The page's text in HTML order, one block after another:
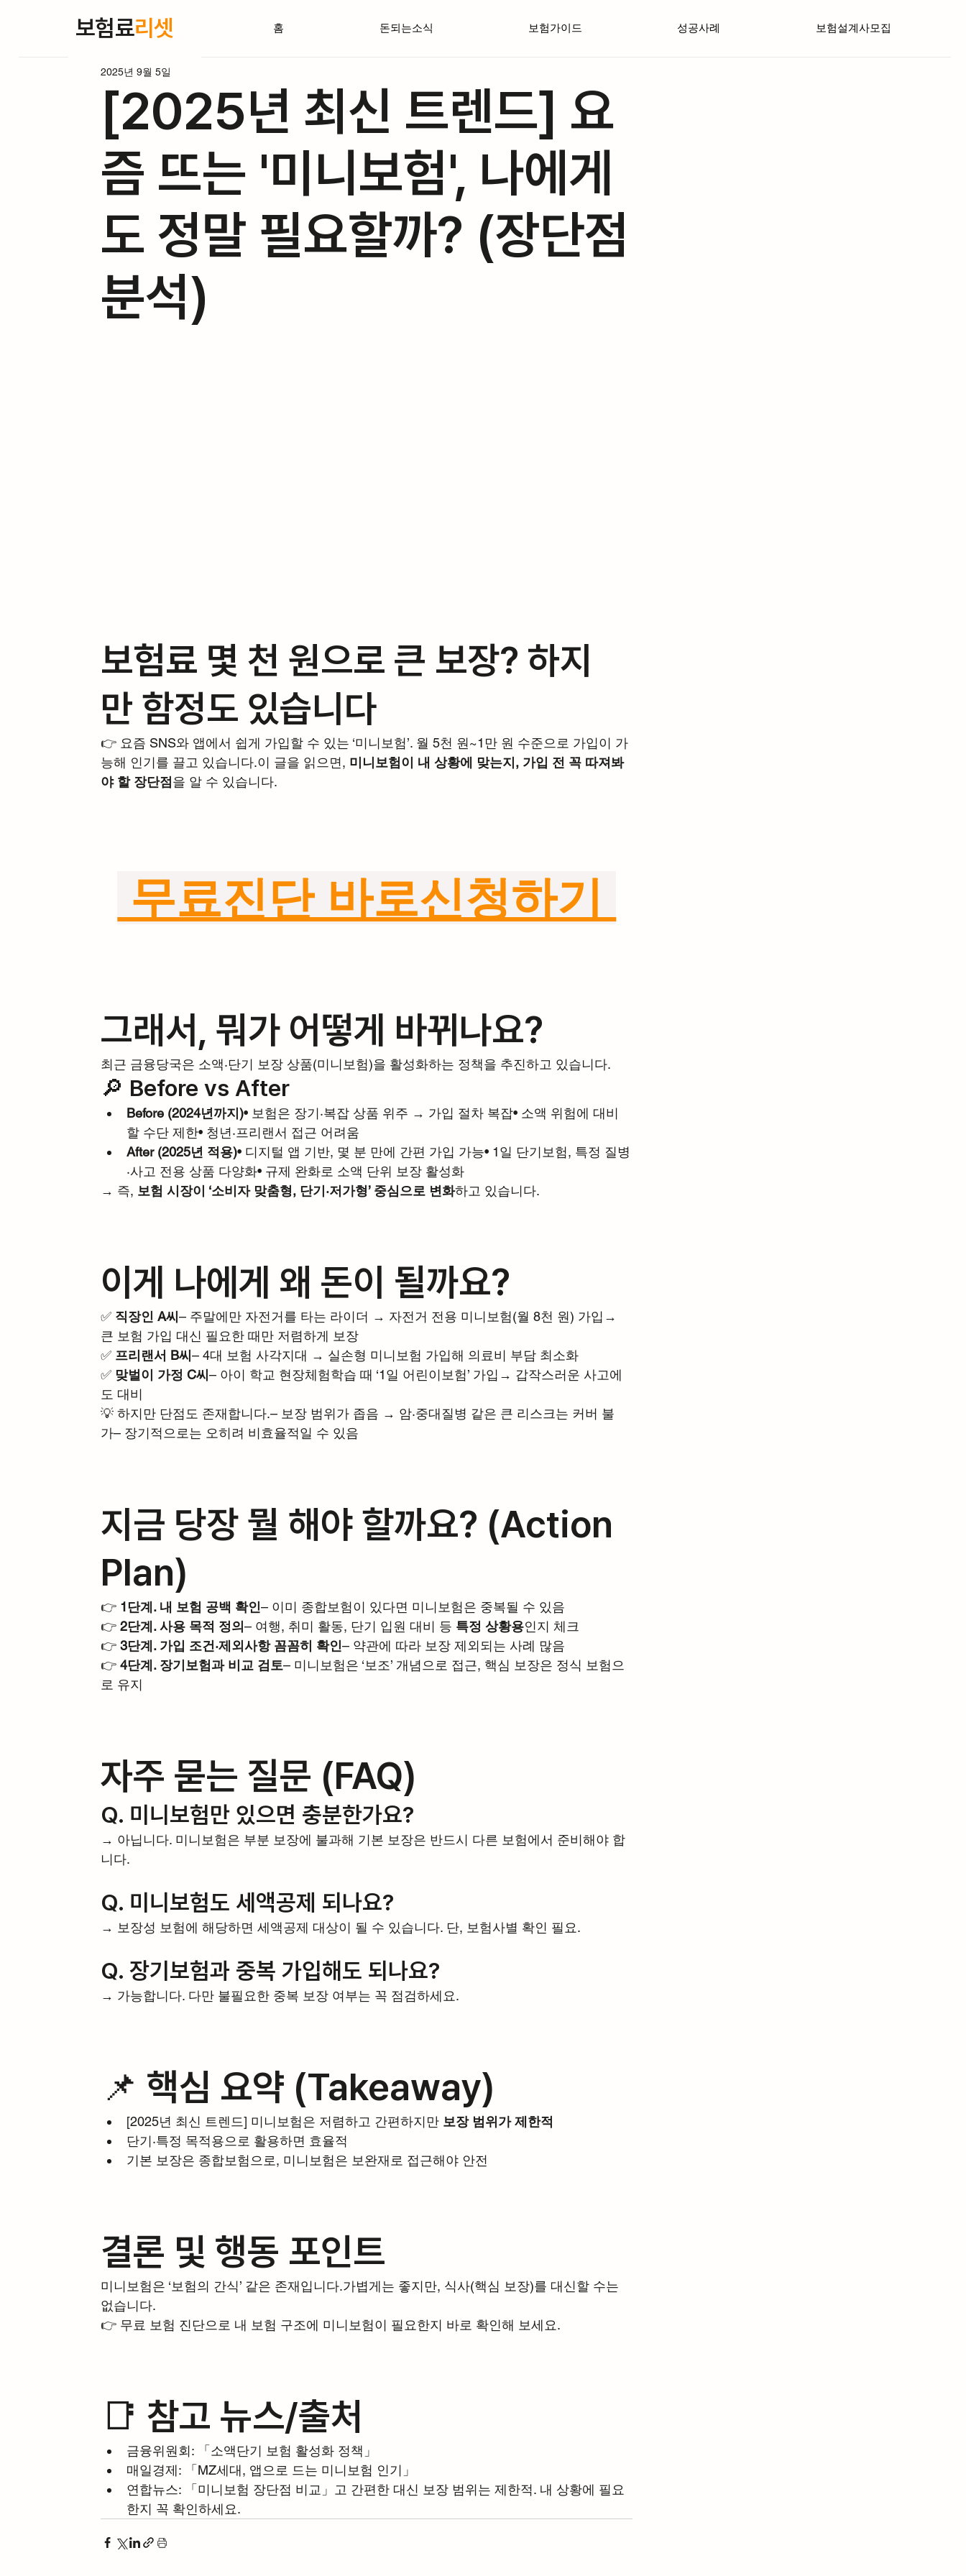
보험료리셋 홈 돈되는소식 보험가이드 성공사례 보험설계사모집
[2025년 최신 트렌드] 요
즘 뜨는 '미니보험', 나에게
도 정말 필요할까? (장단점
분석)
2025년 9월 5일
보험료 몇 천 원으로 큰 보장? 하지
만 함정도 있습니다
👉 요즘 SNS와 앱에서 쉽게 가입할 수 있는 ‘미니보험’. 월 5천 원~1만 원 수준으로 가입이 가
능해 인기를 끌고 있습니다.이 글을 읽으면, 미니보험이 내 상황에 맞는지, 가입 전 꼭 따져봐
야 할 장단점을 알 수 있습니다.
무료진단 바로신청하기
그래서, 뭐가 어떻게 바뀌나요?
최근 금융당국은 소액·단기 보장 상품(미니보험)을 활성화하는 정책을 추진하고 있습니다.
🔎 Before vs After
Before (2024년까지)• 보험은 장기·복잡 상품 위주 → 가입 절차 복잡• 소액 위험에 대비
할 수단 제한• 청년·프리랜서 접근 어려움
After (2025년 적용)• 디지털 앱 기반, 몇 분 만에 간편 가입 가능• 1일 단기보험, 특정 질병
·사고 전용 상품 다양화• 규제 완화로 소액 단위 보장 활성화
→ 즉, 보험 시장이 ‘소비자 맞춤형, 단기·저가형’ 중심으로 변화하고 있습니다.
이게 나에게 왜 돈이 될까요?
✅ 직장인 A씨– 주말에만 자전거를 타는 라이더 → 자전거 전용 미니보험(월 8천 원) 가입→
큰 보험 가입 대신 필요한 때만 저렴하게 보장
✅ 프리랜서 B씨– 4대 보험 사각지대 → 실손형 미니보험 가입해 의료비 부담 최소화
✅ 맞벌이 가정 C씨– 아이 학교 현장체험학습 때 ‘1일 어린이보험’ 가입→ 갑작스러운 사고에
도 대비
💡 하지만 단점도 존재합니다.– 보장 범위가 좁음 → 암·중대질병 같은 큰 리스크는 커버 불
가– 장기적으로는 오히려 비효율적일 수 있음
지금 당장 뭘 해야 할까요? (Action
Plan)
👉 1단계. 내 보험 공백 확인– 이미 종합보험이 있다면 미니보험은 중복될 수 있음
👉 2단계. 사용 목적 정의– 여행, 취미 활동, 단기 입원 대비 등 특정 상황용인지 체크
👉 3단계. 가입 조건·제외사항 꼼꼼히 확인– 약관에 따라 보장 제외되는 사례 많음
👉 4단계. 장기보험과 비교 검토– 미니보험은 ‘보조’ 개념으로 접근, 핵심 보장은 정식 보험으
로 유지
자주 묻는 질문 (FAQ)
Q. 미니보험만 있으면 충분한가요?
→ 아닙니다. 미니보험은 부분 보장에 불과해 기본 보장은 반드시 다른 보험에서 준비해야 합
니다.
Q. 미니보험도 세액공제 되나요?
→ 보장성 보험에 해당하면 세액공제 대상이 될 수 있습니다. 단, 보험사별 확인 필요.
Q. 장기보험과 중복 가입해도 되나요?
→ 가능합니다. 다만 불필요한 중복 보장 여부는 꼭 점검하세요.
📌 핵심 요약 (Takeaway)
[2025년 최신 트렌드] 미니보험은 저렴하고 간편하지만 보장 범위가 제한적
단기·특정 목적용으로 활용하면 효율적
기본 보장은 종합보험으로, 미니보험은 보완재로 접근해야 안전
결론 및 행동 포인트
미니보험은 ‘보험의 간식’ 같은 존재입니다.가볍게는 좋지만, 식사(핵심 보장)를 대신할 수는
없습니다.
👉 무료 보험 진단으로 내 보험 구조에 미니보험이 필요한지 바로 확인해 보세요.
📑 참고 뉴스/출처
금융위원회: 「소액단기 보험 활성화 정책」
매일경제: 「MZ세대, 앱으로 드는 미니보험 인기」
연합뉴스: 「미니보험 장단점 비교」고 간편한 대신 보장 범위는 제한적. 내 상황에 필요
한지 꼭 확인하세요.